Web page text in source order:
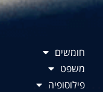
חומשים
משפט
פילוסופיה